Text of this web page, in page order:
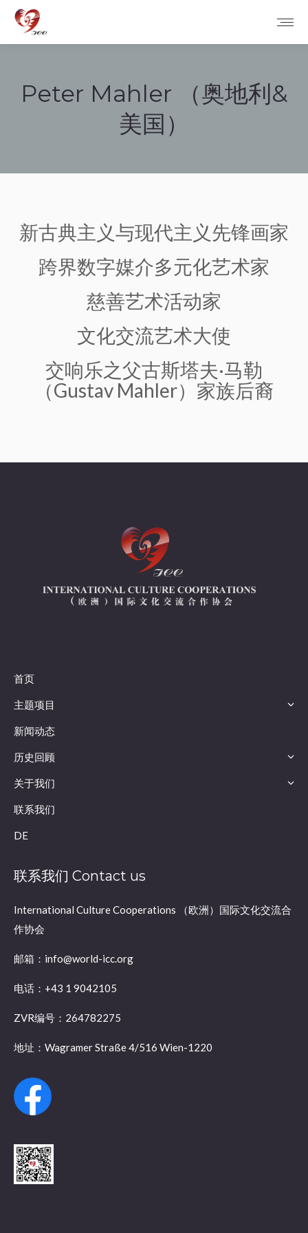
Peter Mahler （奥地利&
美国）
新古典主义与现代主义先锋画家
跨界数字媒介多元化艺术家
慈善艺术活动家
文化交流艺术大使
交响乐之父古斯塔夫·马勒
（Gustav Mahler）家族后裔
首页
主题项目
新闻动态
历史回顾
关于我们
联系我们
DE
联系我们 Contact us
International Culture Cooperations （欧洲）国际文化交流合
作协会
邮箱：info@world-icc.org
电话：+43 1 9042105
ZVR编号：264782275
地址：Wagramer Straße 4/516 Wien-1220